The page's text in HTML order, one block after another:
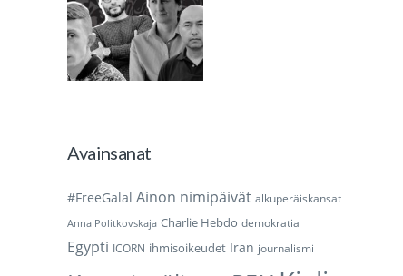
Avainsanat
#FreeGalal Ainon nimipäivät alkuperäiskansat
Anna Politkovskaja Charlie Hebdo demokratia
Egypti ICORN ihmisoikeudet Iran journalismi